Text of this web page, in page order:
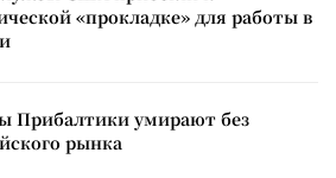
«прокладке» для работы в
Прибалтики умирают без
рынка